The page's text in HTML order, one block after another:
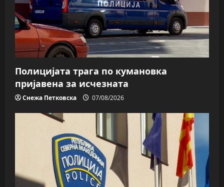
Полицијата трага пo кумановка
пријавена за исчезната
Снежа Петковска 07/08/2026